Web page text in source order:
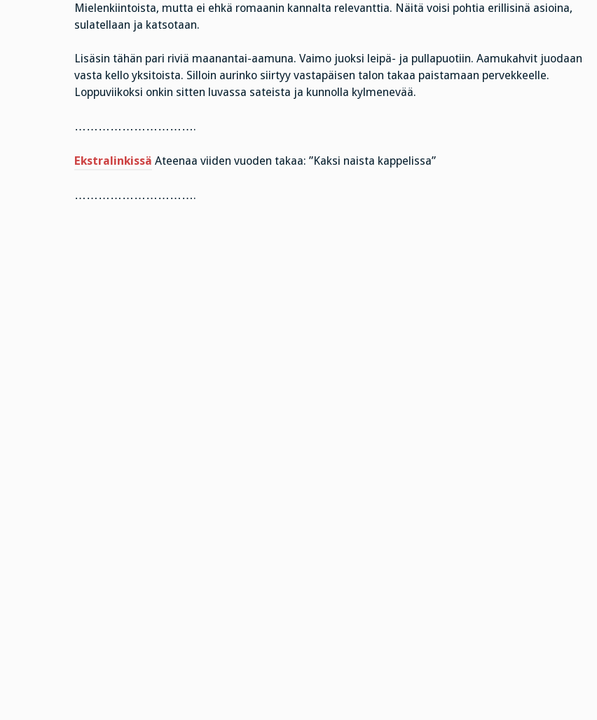
Mielenkiintoista, mutta ei ehkä romaanin kannalta relevanttia. Näitä voisi pohtia erillisinä asioina,
sulatellaan ja katsotaan.
Lisäsin tähän pari riviä maanantai-aamuna. Vaimo juoksi leipä- ja pullapuotiin. Aamukahvit juodaan
vasta kello yksitoista. Silloin aurinko siirtyy vastapäisen talon takaa paistamaan pervekkeelle.
Loppuviikoksi onkin sitten luvassa sateista ja kunnolla kylmenevää.
………………………….
Ekstralinkissä Ateenaa viiden vuoden takaa: ”Kaksi naista kappelissa”
………………………….